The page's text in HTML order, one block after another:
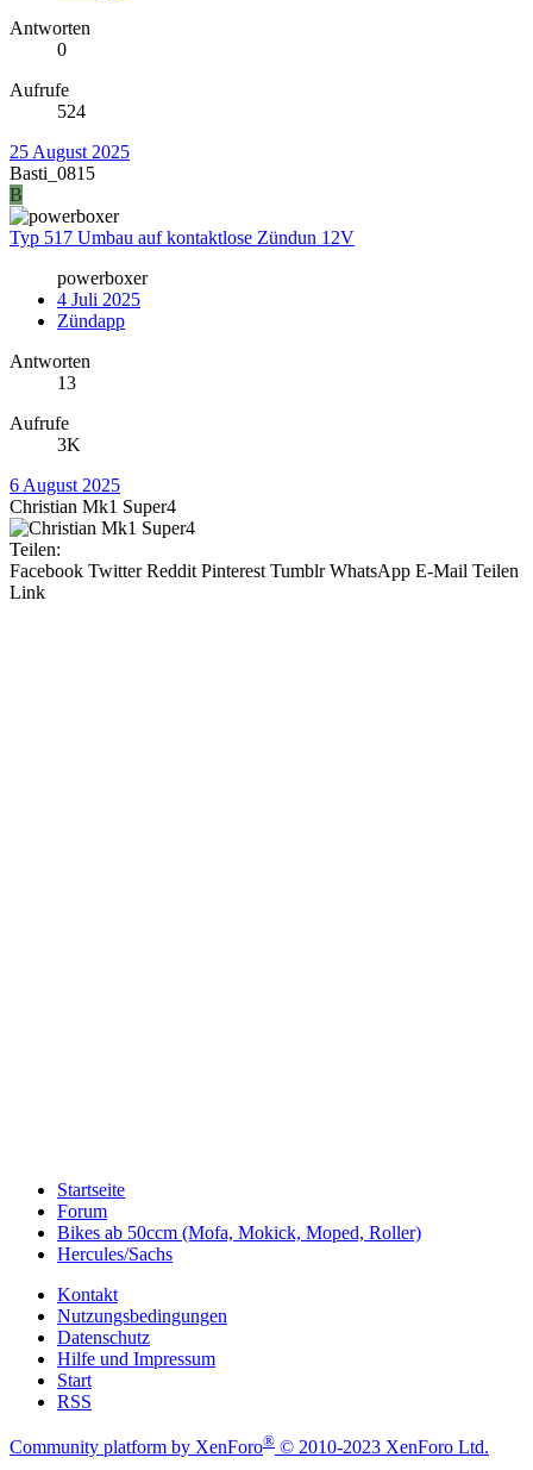
Antworten
0
Aufrufe
524
25 August 2025
Basti_0815
B
Typ 517 Umbau auf kontaktlose Zündun 12V
powerboxer
4 Juli 2025
Zündapp
Antworten
13
Aufrufe
3K
6 August 2025
Christian Mk1 Super4
Teilen:
Facebook Twitter Reddit Pinterest Tumblr WhatsApp E-Mail Teilen
Link
Startseite
Forum
Bikes ab 50ccm (Mofa, Mokick, Moped, Roller)
Hercules/Sachs
Kontakt
Nutzungsbedingungen
Datenschutz
Hilfe und Impressum
Start
RSS
Community platform by XenForo® © 2010-2023 XenForo Ltd.